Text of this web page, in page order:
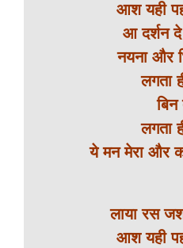
आश यही
आ दर्शन
नयना और
लगता
बिन
लगता
ये मन मेरा और
लाया रस
आश यही